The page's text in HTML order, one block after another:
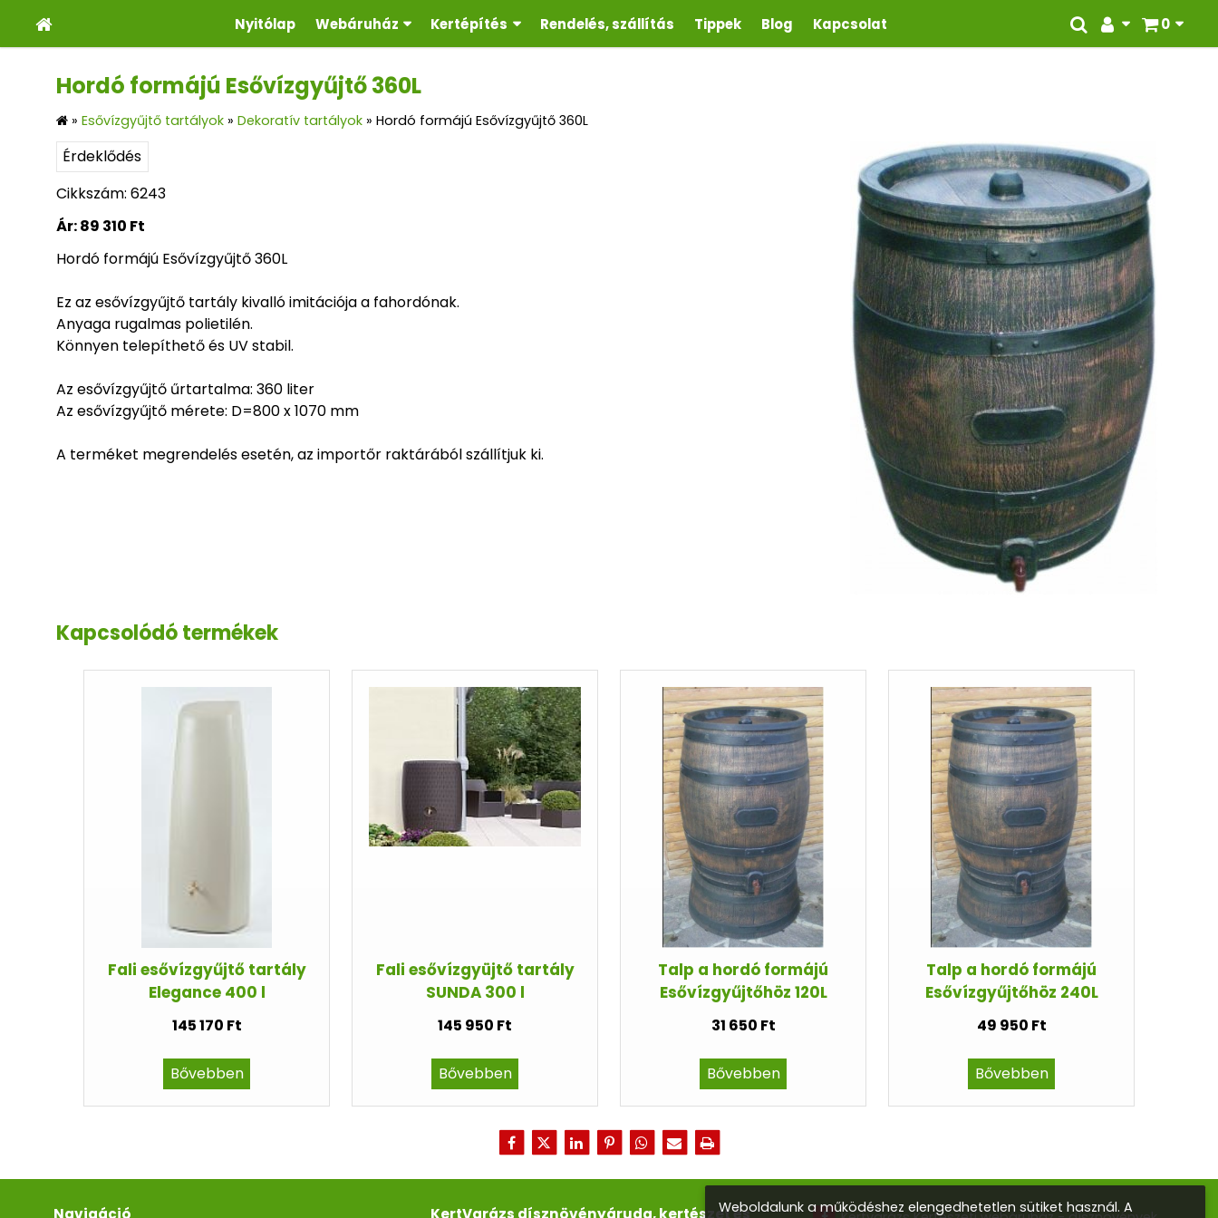
0
Nyitólap Webáruház Kertépítés Rendelés, szállítás Tippek Blog Kapcsolat
Hordó formájú Esővízgyűjtő 360L
» Esővízgyűjtő tartályok » Dekoratív tartályok » Hordó formájú Esővízgyűjtő 360L
Érdeklődés
Cikkszám: 6243
Ár:89 310 Ft
Hordó formájú Esővízgyűjtő 360L
Ez az esővízgyűjtő tartály kivalló imitációja a fahordónak.
Anyaga rugalmas polietilén.
Könnyen telepíthető és UV stabil.
Az esővízgyűjtő űrtartalma: 360 liter
Az esővízgyűjtő mérete: D=800 x 1070 mm
A terméket megrendelés esetén, az importőr raktárából szállítjuk ki.
Kapcsolódó termékek
Fali esővízgyűjtő tartály
Elegance 400 l
145 170 Ft
Bővebben
Fali esővízgyüjtő tartály
SUNDA 300 l
145 950 Ft
Bővebben
Talp a hordó formájú
Esővízgyűjtőhöz 120L
31 650 Ft
Bővebben
Talp a hordó formájú
Esővízgyűjtőhöz 240L
49 950 Ft
Bővebben
Weboldalunk a működéshez elengedhetetlen sütiket használ. A